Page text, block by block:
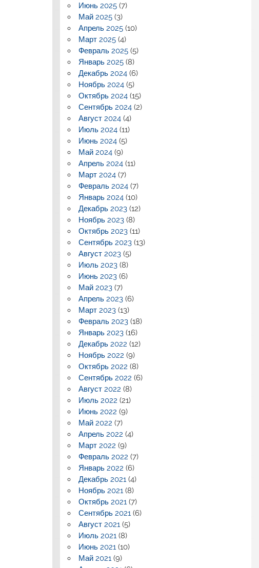
Июнь 2025 (7)
Май 2025 (3)
Апрель 2025 (10)
Март 2025 (4)
Февраль 2025 (5)
Январь 2025 (8)
Декабрь 2024 (6)
Ноябрь 2024 (5)
Октябрь 2024 (15)
Сентябрь 2024 (2)
Август 2024 (4)
Июль 2024 (11)
Июнь 2024 (5)
Май 2024 (9)
Апрель 2024 (11)
Март 2024 (7)
Февраль 2024 (7)
Январь 2024 (10)
Декабрь 2023 (12)
Ноябрь 2023 (8)
Октябрь 2023 (11)
Сентябрь 2023 (13)
Август 2023 (5)
Июль 2023 (8)
Июнь 2023 (6)
Май 2023 (7)
Апрель 2023 (6)
Март 2023 (13)
Февраль 2023 (18)
Январь 2023 (16)
Декабрь 2022 (12)
Ноябрь 2022 (9)
Октябрь 2022 (8)
Сентябрь 2022 (6)
Август 2022 (8)
Июль 2022 (21)
Июнь 2022 (9)
Май 2022 (7)
Апрель 2022 (4)
Март 2022 (9)
Февраль 2022 (7)
Январь 2022 (6)
Декабрь 2021 (4)
Ноябрь 2021 (8)
Октябрь 2021 (7)
Сентябрь 2021 (6)
Август 2021 (5)
Июль 2021 (8)
Июнь 2021 (10)
Май 2021 (9)